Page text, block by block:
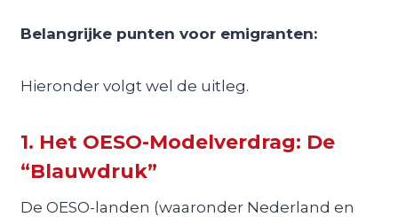
Belangrijke punten voor emigranten:
Hieronder volgt wel de uitleg.
1. Het OESO-Modelverdrag: De
“Blauwdruk”
De OESO-landen (waaronder Nederland en